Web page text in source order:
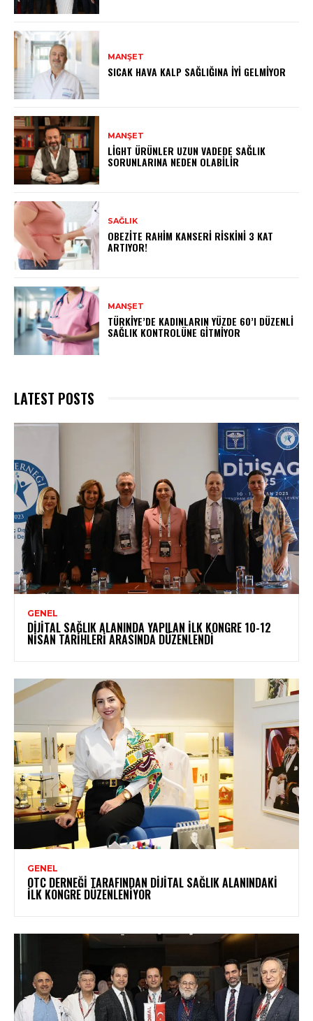
MANŞET
SICAK HAVA KALP SAĞLIĞINA İYI GELMIYOR
MANŞET
LIGHT ÜRÜNLER UZUN VADEDE SAĞLIK
SORUNLARINA NEDEN OLABILIR
SAĞLIK
OBEZITE RAHIM KANSERI RISKINI 3 KAT
ARTIYOR!
MANŞET
TÜRKIYE’DE KADINLARIN YÜZDE 60’I DÜZENLI
SAĞLIK KONTROLÜNE GITMIYOR
LATEST POSTS
GENEL
DIJITAL SAĞLIK ALANINDA YAPILAN İLK KONGRE 10-12
NISAN TARIHLERI ARASINDA DÜZENLENDI
GENEL
OTC DERNEĞI TARAFINDAN DIJITAL SAĞLIK ALANINDAKI
İLK KONGRE DÜZENLENIYOR